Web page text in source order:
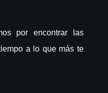
por encontrar las
a lo que más te